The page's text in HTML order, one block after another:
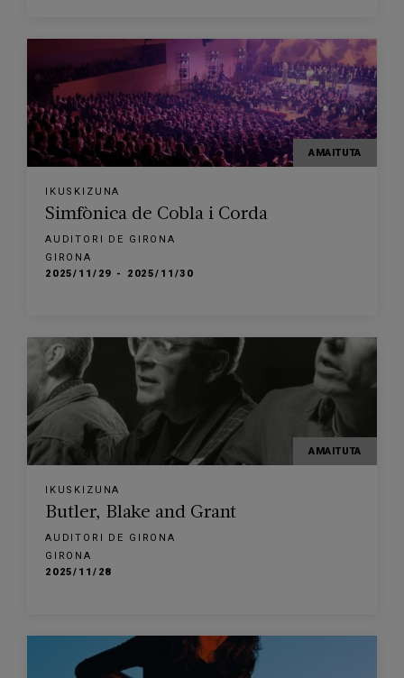
AMAITUTA
IKUSKIZUNA
Simfònica de Cobla i Corda
AUDITORI DE GIRONA
GIRONA
2025/11/29 - 2025/11/30
AMAITUTA
IKUSKIZUNA
Butler, Blake and Grant
AUDITORI DE GIRONA
GIRONA
2025/11/28